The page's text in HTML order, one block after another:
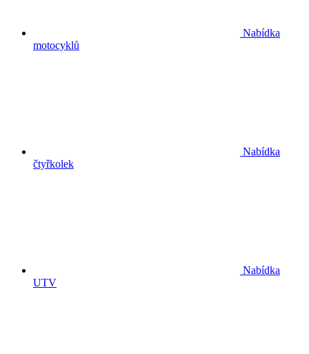
Nabídka
motocyklů
Nabídka
čtyřkolek
Nabídka
UTV